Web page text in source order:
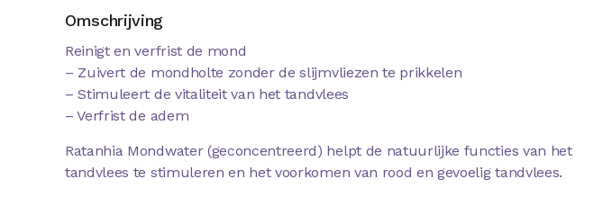
Omschrijving
Reinigt en verfrist de mond
– Zuivert de mondholte zonder de slijmvliezen te prikkelen
– Stimuleert de vitaliteit van het tandvlees
– Verfrist de adem
Ratanhia Mondwater (geconcentreerd) helpt de natuurlijke functies van het
tandvlees te stimuleren en het voorkomen van rood en gevoelig tandvlees.